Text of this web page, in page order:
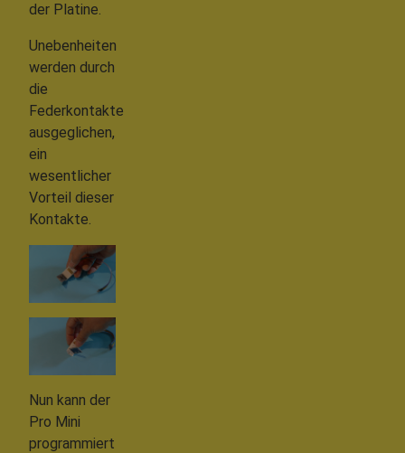
der Platine.
Unebenheiten
werden durch
die
Federkontakte
ausgeglichen,
ein
wesentlicher
Vorteil dieser
Kontakte.
Nun kann der
Pro Mini
programmiert